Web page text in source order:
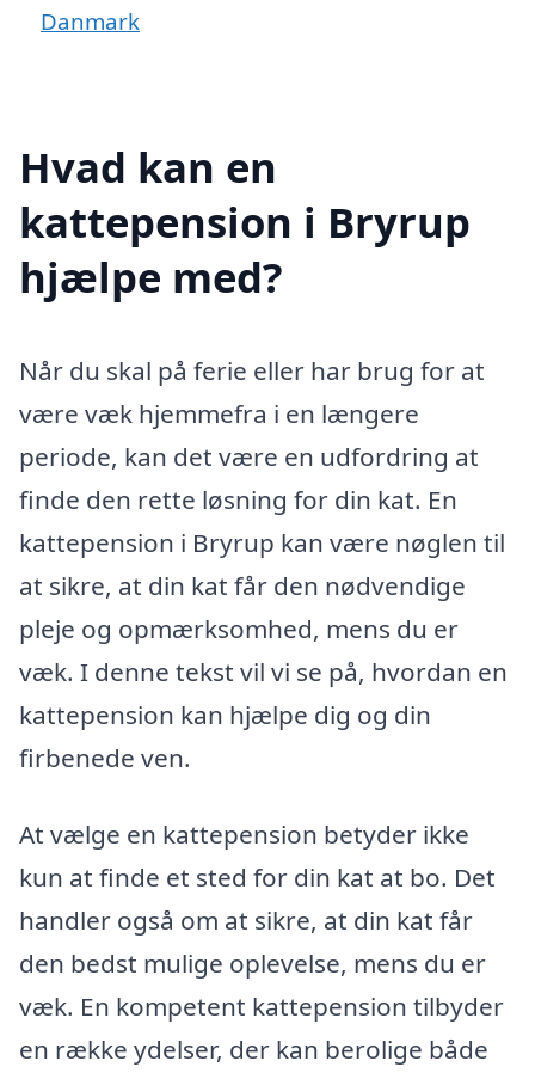
Danmark
Hvad kan en
kattepension i Bryrup
hjælpe med?
Når du skal på ferie eller har brug for at
være væk hjemmefra i en længere
periode, kan det være en udfordring at
finde den rette løsning for din kat. En
kattepension i Bryrup kan være nøglen til
at sikre, at din kat får den nødvendige
pleje og opmærksomhed, mens du er
væk. I denne tekst vil vi se på, hvordan en
kattepension kan hjælpe dig og din
firbenede ven.
At vælge en kattepension betyder ikke
kun at finde et sted for din kat at bo. Det
handler også om at sikre, at din kat får
den bedst mulige oplevelse, mens du er
væk. En kompetent kattepension tilbyder
en række ydelser, der kan berolige både